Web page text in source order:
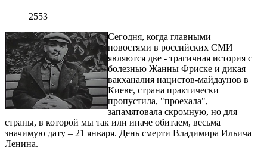
2553
Сегодня, когда главными
новостями в российских СМИ
являются две - трагичная история с
болезнью Жанны Фриске и дикая
вакханалия нацистов-майдаунов в
Киеве, страна практически
пропустила, "проехала",
запамятовала скромную, но для
страны, в которой мы так или иначе обитаем, весьма
значимую дату – 21 января. День смерти Владимира Ильича
Ленина.